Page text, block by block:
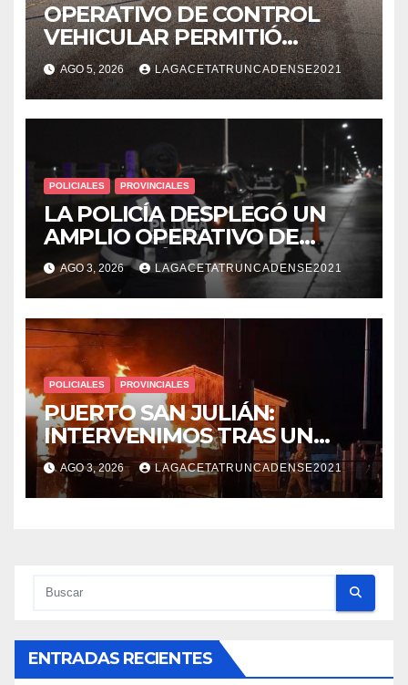
OPERATIVO DE CONTROL
VEHICULAR PERMITIÓ
LOCALIZAR A UN HOMBRE
CON PEDIDO DE PARADERO
AGO 5, 2026 LAGACETATRUNCADENSE2021
POLICIALES PROVINCIALES
LA POLICÍA DESPLEGÓ UN
AMPLIO OPERATIVO DE
PREVENCIÓN Y CONTROLES
EN TODA LA CIUDAD
AGO 3, 2026 LAGACETATRUNCADENSE2021
POLICIALES PROVINCIALES
PUERTO SAN JULIÁN:
INTERVENIMOS TRAS UN
INCENDIO DE VIVIENDA QUE
DEJÓ DOS VÍCTIMAS FATALES
Y UN DETENIDO
AGO 3, 2026 LAGACETATRUNCADENSE2021
ENTRADAS RECIENTES